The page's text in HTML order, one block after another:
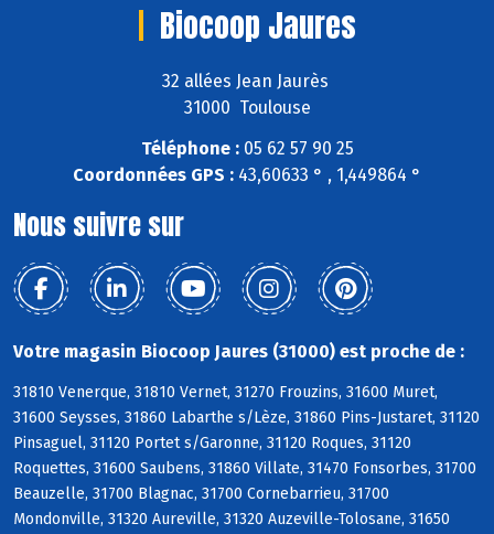
Biocoop Jaures
32 allées Jean Jaurès
31000 Toulouse
Téléphone :05 62 57 90 25
Coordonnées GPS : 43,60633 ° , 1,449864 °
Nous suivre sur
Votre magasin Biocoop Jaures (31000) est proche de :
31810 Venerque, 31810 Vernet, 31270 Frouzins, 31600 Muret,
31600 Seysses, 31860 Labarthe s/Lèze, 31860 Pins-Justaret, 31120
Pinsaguel, 31120 Portet s/Garonne, 31120 Roques, 31120
Roquettes, 31600 Saubens, 31860 Villate, 31470 Fonsorbes, 31700
Beauzelle, 31700 Blagnac, 31700 Cornebarrieu, 31700
Mondonville, 31320 Aureville, 31320 Auzeville-Tolosane, 31650